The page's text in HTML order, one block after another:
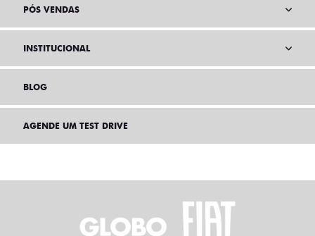
PÓS VENDAS
INSTITUCIONAL
BLOG
AGENDE UM TEST DRIVE